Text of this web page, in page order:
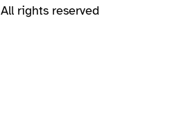
All rights reserved